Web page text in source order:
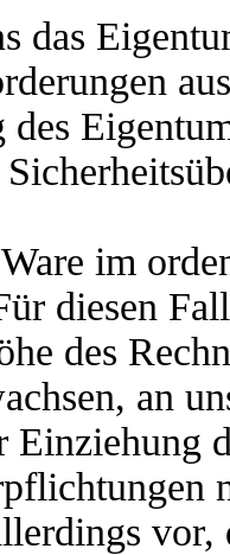
das
im
diesen
des
an
Einziehung
vor,